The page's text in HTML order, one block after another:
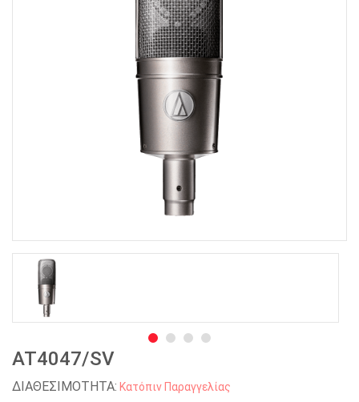
AT4047/SV
ΔΙΑΘΕΣΙΜΟΤΗΤΑ: Κατόπιν Παραγγελίας